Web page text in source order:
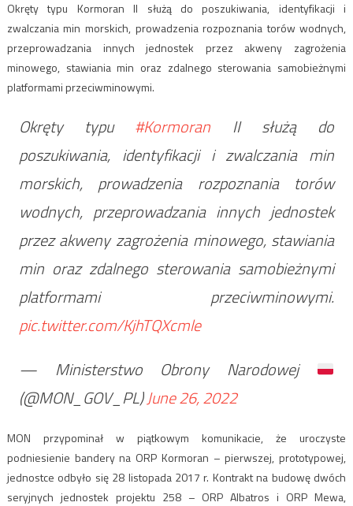
Okręty typu Kormoran II służą do poszukiwania, identyfikacji i
zwalczania min morskich, prowadzenia rozpoznania torów wodnych,
przeprowadzania innych jednostek przez akweny zagrożenia
minowego, stawiania min oraz zdalnego sterowania samobieżnymi
platformami przeciwminowymi.
Okręty typu #Kormoran II służą do
poszukiwania, identyfikacji i zwalczania min
morskich, prowadzenia rozpoznania torów
wodnych, przeprowadzania innych jednostek
przez akweny zagrożenia minowego, stawiania
min oraz zdalnego sterowania samobieżnymi
platformami przeciwminowymi.
pic.twitter.com/KjhTQXcmle
— Ministerstwo Obrony Narodowej
(@MON_GOV_PL)June 26, 2022
MON przypominał w piątkowym komunikacie, że uroczyste
podniesienie bandery na ORP Kormoran – pierwszej, prototypowej,
jednostce odbyło się 28 listopada 2017 r. Kontrakt na budowę dwóch
seryjnych jednostek projektu 258 – ORP Albatros i ORP Mewa,